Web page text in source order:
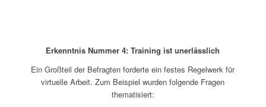
Erkenntnis Nummer 4: Training ist unerlässlich
Ein Großteil der Befragten forderte ein festes Regelwerk für
virtuelle Arbeit. Zum Beispiel wurden folgende Fragen
thematisiert: